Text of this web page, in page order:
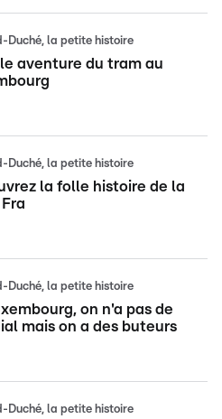
Duché, la petite histoire
aventure du tram au
Duché, la petite histoire
la folle histoire de la
Duché, la petite histoire
on n'a pas de
mais on a des buteurs
Duché, la petite histoire